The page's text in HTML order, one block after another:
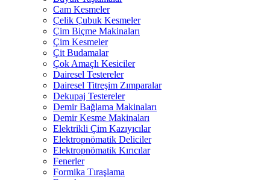
Cam Kesmeler
Çelik Çubuk Kesmeler
Çim Biçme Makinaları
Çim Kesmeler
Çit Budamalar
Çok Amaçlı Kesiciler
Dairesel Testereler
Dairesel Titreşim Zımparalar
Dekupaj Testereler
Demir Bağlama Makinaları
Demir Kesme Makinaları
Elektrikli Çim Kazıyıcılar
Elektropnömatik Deliciler
Elektropnömatik Kırıcılar
Fenerler
Formika Tıraşlama